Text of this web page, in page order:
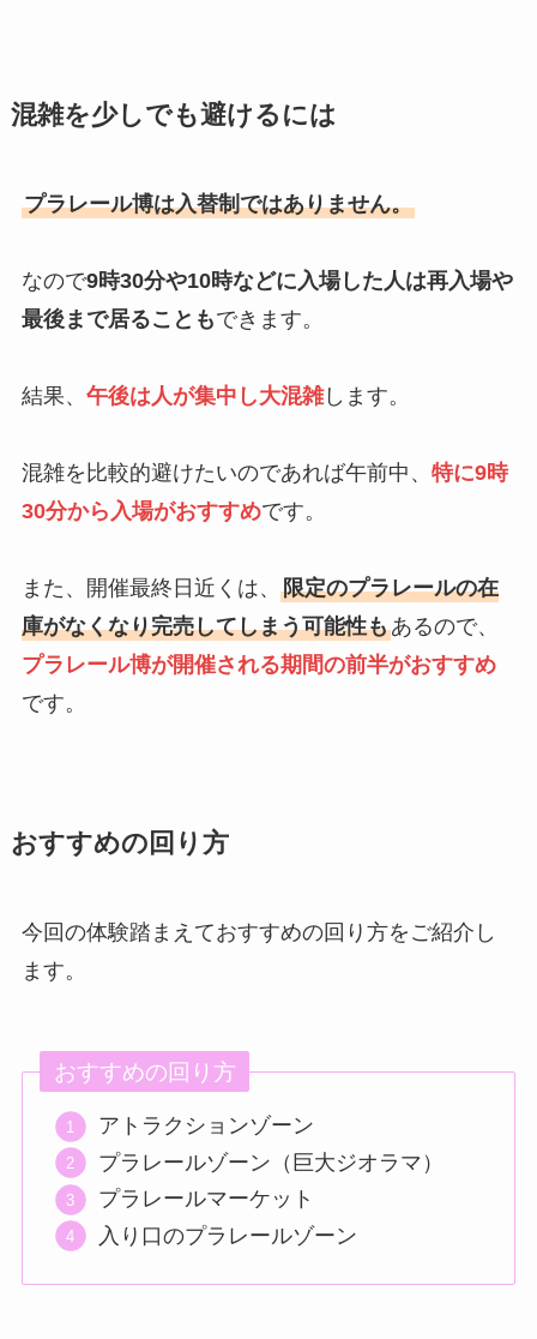
混雑を少しでも避けるには
プラレール博は入替制ではありません。
なので9時30分や10時などに入場した人は再入場や
最後まで居ることもできます。
結果、 午後は人が集中し大混雑します。
混雑を比較的避けたいのであれば午前中、 特に9時
30分から入場がおすすめです。
また、開催最終日近くは、 限定のプラレールの在
庫がなくなり完売してしまう可能性もあるので、
プラレール博が開催される期間の前半がおすすめ
です。
おすすめの回り方
今回の体験踏まえておすすめの回り方をご紹介し
ます。
おすすめの回り方
アトラクションゾーン
プラレールゾーン（巨大ジオラマ）
プラレールマーケット
入り口のプラレールゾーン